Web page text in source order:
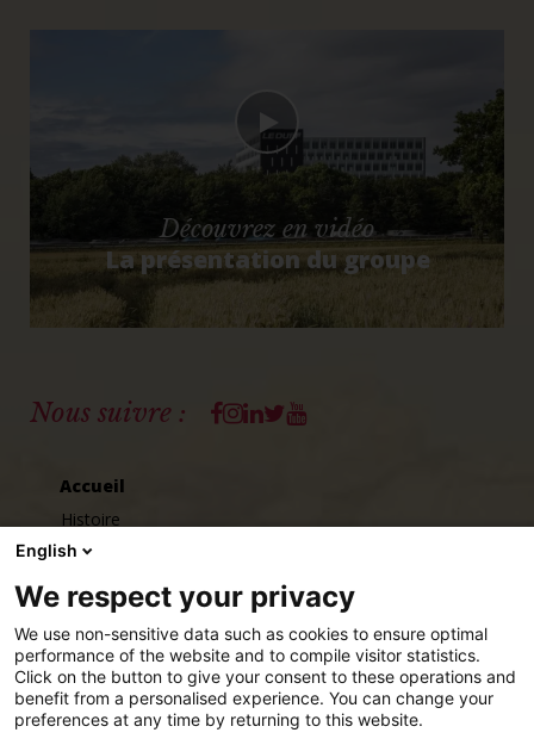
Découvrez en vidéo
La présentation du groupe
Nous suivre : Facebook
Instagram
Linkedin
Twitter
Youtube
Accueil
Histoire
Chiffres clés
Louis LE DUFF
Éditions GLD
Talents
Nous rejoindre
English
We respect your privacy
We use non-sensitive data such as cookies to ensure optimal
performance of the website and to compile visitor statistics.
Click on the button to give your consent to these operations and
benefit from a personalised experience. You can change your
preferences at any time by returning to this website.